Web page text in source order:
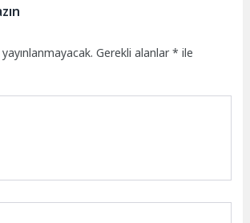
Gerekli alanlar* ile